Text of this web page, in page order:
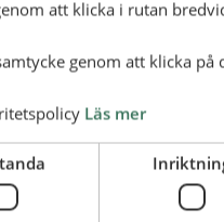
Swish
900-8590
att klicka i rutan
genom att klicka på
Läs mer